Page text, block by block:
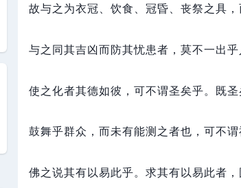
故与之为衣冠、饮食、冠昏、丧祭之具，
与之同其吉凶而防其忧患者， 莫不一出乎
使之化者其德如彼， 可不谓圣矣乎。 既圣
鼓舞乎群众， 而未有能测之者也， 可不谓
佛之说其有以易此乎。 求其有以易此者，